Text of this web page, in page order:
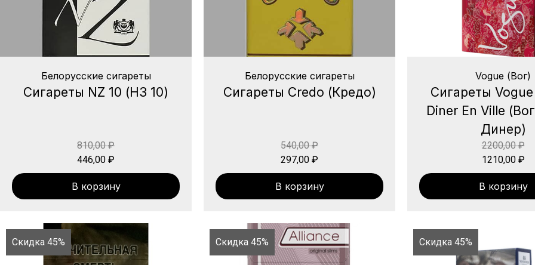
Белорусские сигареты
Сигареты NZ 10 (НЗ 10)
810,00₽
446,00 ₽
В корзину
Белорусские сигареты
Сигареты Credo (Кредо)
540,00₽
297,00 ₽
В корзину
Vogue (Вог)
Сигареты
Diner En Ville
Динер)
2200,00₽
1210,00 ₽
В корзину
Скидка 45% Скидка 45% Скидка 45%